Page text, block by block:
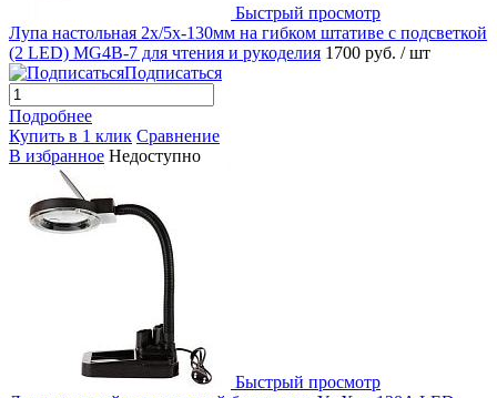
Быстрый просмотр
Лупа настольная 2x/5x-130мм на гибком штативе с подсветкой
(2 LED) MG4B-7 для чтения и рукоделия 1700 руб. / шт
Подписаться
Подробнее
Купить в 1 клик Сравнение
В избранное Недоступно
Быстрый просмотр